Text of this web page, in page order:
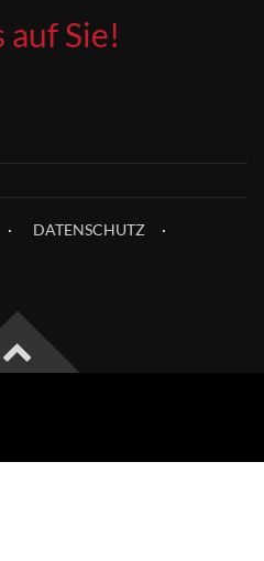
Sie!
DATENSCHUTZ